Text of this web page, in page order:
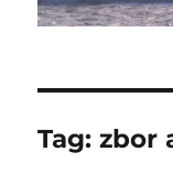
Tag:zbor